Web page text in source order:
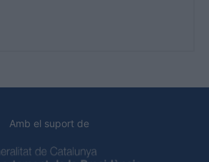
Amb el suport de